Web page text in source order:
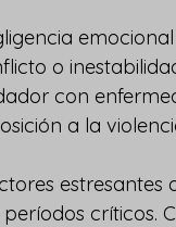
o
con
a la
críticos.